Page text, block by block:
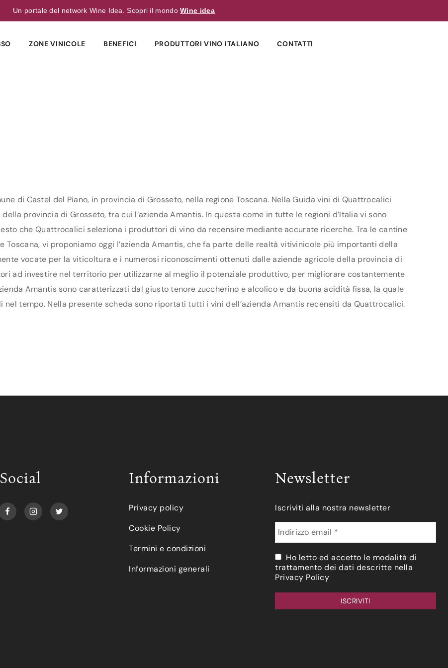
Un portale del network Wine Idea. Scopri il mondoWine idea
ZONE VINICOLE BENEFICI PRODUTTORI VINO ITALIANO CONTATTI
di Castel del Piano, in provincia di Grosseto, nella regione Toscana. Nella Guida vini di Quattrocalici
provincia di Grosseto, tra cui l’azienda Amantis. In questa come in tutte le regioni d’Italia vi sono
che Quattrocalici seleziona i produttori di vino da recensire mediante accurate ricerche. Tra le cantine
vi proponiamo oggi l’azienda Amantis, che fa parte delle realtà vitivinicole più importanti della
vocate per la viticoltura e i numerosi riconoscimenti ottenuti dalle aziende agricole della provincia di
ad investire nel territorio per utilizzarne al meglio il potenziale produttivo, per migliorare costantemente
Amantis sono caratterizzati dal giusto tenore zuccherino e alcolico e da buona acidità fissa, la quale
tempo. Nella presente scheda sono riportati tutti i vini dell’azienda Amantis recensiti da Quattrocalici.
Social Informazioni
Privacy policy
Cookie Policy
Termini e condizioni
Informazioni generali
Newsletter
Iscriviti alla nostra newsletter
Ho letto ed accetto le modalità di
trattamento dei dati descritte nella
Privacy Policy